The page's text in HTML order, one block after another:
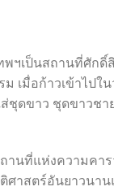
ฯเป็นสถานที่ศักดิ์
เมื่อก้าวเข้าไปใ
ส่ชุดขาว ชุดขาวช
านที่แห่งความคา
ศาสตร์อันยาวนา